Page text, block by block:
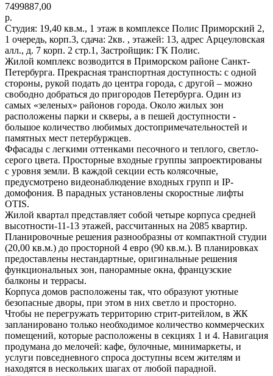
7499887,00
р.
Студия: 19,40 кв.м., 1 этаж в комплексе Полис Приморский 2,
1 очередь, корп.3, сдача: 2кв. , этажей: 13, адрес Арцеуловская
алл., д. 7 корп. 2 стр.1, Застройщик: ГК Полис.
Жилой комплекс возводится в Приморском районе Санкт-
Петербурга. Прекрасная транспортная доступность: с одной
стороны, рукой подать до центра города, с другой – можно
свободно добраться до пригородов Петербурга. Один из
самых «зеленых» районов города. Около жилых зон
расположены парки и скверы, а в пешей доступности -
большое количество любимых достопримечательностей и
памятных мест петербуржцев.
Ффасады с легкими оттенками песочного и теплого, светло-
серого цвета. Просторные входные группы запроектированы
с уровня земли. В каждой секции есть колясочные,
предусмотрено видеонаблюдение входных групп и IP-
домофония. В парадных установлены скоростные лифты
OTIS.
Жилой квартал представляет собой четыре корпуса средней
высотности-11-13 этажей, рассчитанных на 2085 квартир.
Планировочные решения разнообразны от компактной студии
(20,00 кв.м.) до просторной 4 евро (90 кв.м.). В планировках
предоставлены нестандартные, оригинальные решения
функциональных зон, панорамные окна, французские
балконы и террасы.
Корпуса домов расположены так, что образуют уютные
безопасные дворы, при этом в них светло и просторно.
Чтобы не перегружать территорию стрит-ритейлом, в ЖК
запланировано только необходимое количество коммерческих
помещений, которые расположены в секциях 1 и 4. Навигация
продумана до мелочей: кафе, булочные, минимаркеты, и
услуги повседневного спроса доступны всем жителям и
находятся в нескольких шагах от любой парадной.